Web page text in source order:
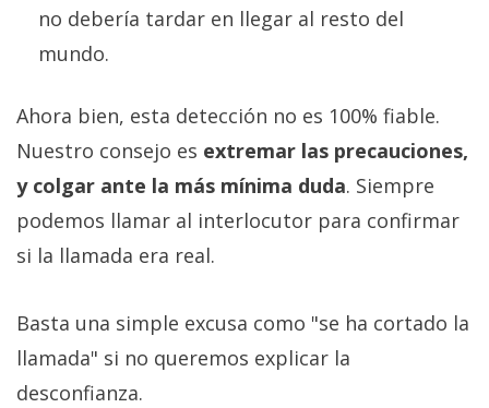
no debería tardar en llegar al resto del
mundo.
Ahora bien, esta detección no es 100% fiable.
Nuestro consejo es extremar las precauciones,
y colgar ante la más mínima duda. Siempre
podemos llamar al interlocutor para confirmar
si la llamada era real.
Basta una simple excusa como "se ha cortado la
llamada" si no queremos explicar la
desconfianza.